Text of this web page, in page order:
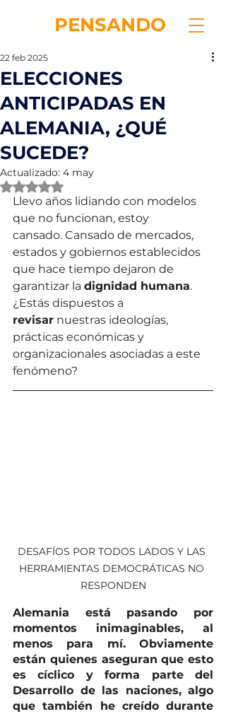
PENSANDO
ELECCIONES
ANTICIPADAS EN
ALEMANIA, ¿QUÉ
SUCEDE?
22 feb 2025
Actualizado: 4 may
Obtuvo NaN de 5 estrellas.
Llevo años lidiando con modelos
que no funcionan, estoy
cansado. Cansado de mercados,
estados y gobiernos establecidos
que hace tiempo dejaron de
garantizar la dignidad humana.
¿Estás dispuestos a
revisar nuestras ideologías,
prácticas económicas y
organizacionales asociadas a este
fenómeno?
DESAFÍOS POR TODOS LADOS Y LAS
HERRAMIENTAS DEMOCRÁTICAS NO
RESPONDEN
Alemania está pasando por
momentos inimaginables, al
menos para mí. Obviamente
están quienes aseguran que esto
es cíclico y forma parte del
Desarrollo de las naciones, algo
que también he creído durante